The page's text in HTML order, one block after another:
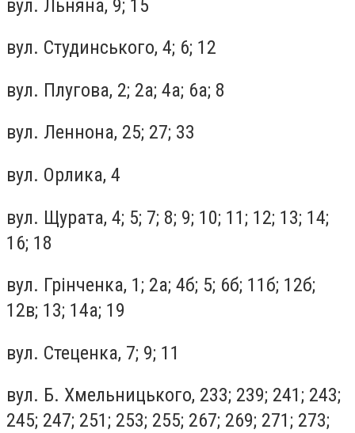
вул. Льняна, 9; 15
вул. Студинського, 4; 6; 12
вул. Плугова, 2; 2а; 4а; 6а; 8
вул. Леннона, 25; 27; 33
вул. Орлика, 4
вул. Щурата, 4; 5; 7; 8; 9; 10; 11; 12; 13; 14;
16; 18
вул. Грінченка, 1; 2а; 4б; 5; 6б; 11б; 12б;
12в; 13; 14а; 19
вул. Стеценка, 7; 9; 11
вул. Б. Хмельницького, 233; 239; 241; 243;
245; 247; 251; 253; 255; 267; 269; 271; 273;